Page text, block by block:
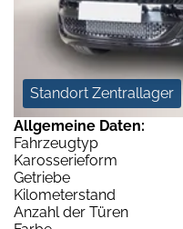
Standort Zentrallager
Allgemeine Daten:
Fahrzeugtyp
Karosserieform
Getriebe
Kilometerstand
Anzahl der Türen